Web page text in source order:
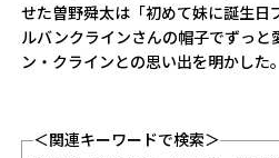
せた曽野舜太は「初めて妹に誕生日
ルバンクラインさんの帽子でずっ
ン・クラインとの思い出を明かした。
＜関連キーワードで検索＞